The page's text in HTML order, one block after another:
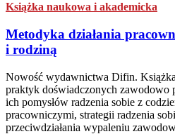
Książka naukowa i akademicka
Metodyka działania
i rodziną
Nowość wydawnictwa Difin.
praktyk doświadczonych
ich pomysłów radzenia sobie z
pracowniczymi, strategii radzenia
przeciwdziałania wypaleniu